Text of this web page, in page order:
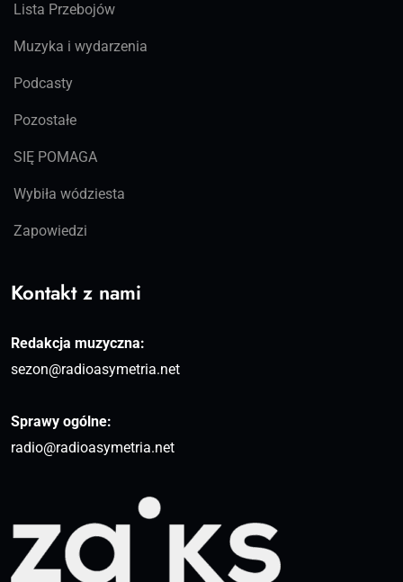
Lista Przebojów
Muzyka i wydarzenia
Podcasty
Pozostałe
SIĘ POMAGA
Wybiła wódziesta
Zapowiedzi
Kontakt z nami
Redakcja muzyczna:
sezon@radioasymetria.net
Sprawy ogólne:
radio@radioasymetria.net